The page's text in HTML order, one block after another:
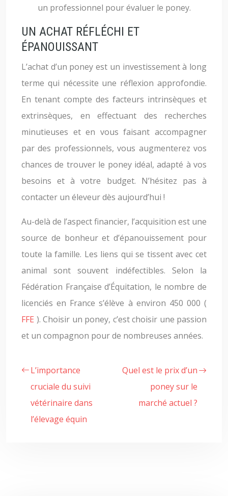
un professionnel pour évaluer le poney.
UN ACHAT RÉFLÉCHI ET
ÉPANOUISSANT
L’achat d’un poney est un investissement à long
terme qui nécessite une réflexion approfondie.
En tenant compte des facteurs intrinsèques et
extrinsèques, en effectuant des recherches
minutieuses et en vous faisant accompagner
par des professionnels, vous augmenterez vos
chances de trouver le poney idéal, adapté à vos
besoins et à votre budget. N’hésitez pas à
contacter un éleveur dès aujourd’hui !
Au-delà de l’aspect financier, l’acquisition est une
source de bonheur et d’épanouissement pour
toute la famille. Les liens qui se tissent avec cet
animal sont souvent indéfectibles. Selon la
Fédération Française d’Équitation, le nombre de
licenciés en France s’élève à environ 450 000 (
FFE ). Choisir un poney, c’est choisir une passion
et un compagnon pour de nombreuses années.
L’importance
cruciale du suivi
vétérinaire dans
l’élevage équin
Quel est le prix d’un
poney sur le
marché actuel ?